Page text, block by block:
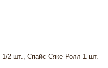
2 шт., Спайс Сяке Ролл 1 шт.